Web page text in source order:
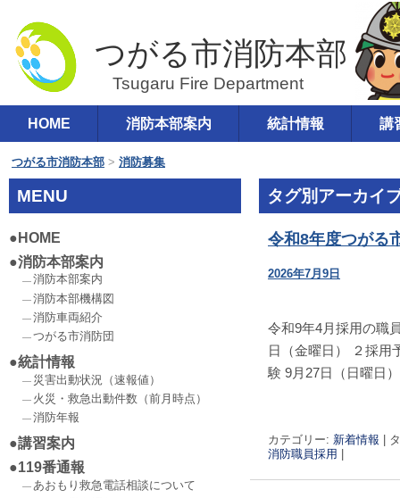
つがる市消防本部
メインメニュー
ン
テ
へ
移
HOME 消防本部案内 統計情報 講
つがる市消防本部 > 消防募集
タグ別アーカイ
令和8年度つがる
2026年7月9日
令和9年4月採用の職
日（金曜日） ２採
験 9月27日（日曜日
カテゴリー: 新着情報
消防職員採用
MENU
HOME
消防本部案内
消防本部案内
消防本部機構図
消防車両紹介
つがる市消防団
統計情報
災害出動状況（速報値）
火災・救急出動件数（前月時点）
消防年報
講習案内
119番通報
あおもり救急電話相談について